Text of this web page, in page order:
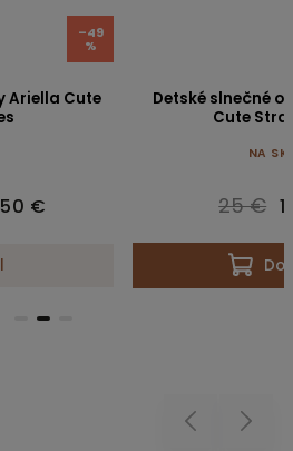
–49
%
Ariella Cute
€
Detské slnečné
Cute
NA
25 €
Do
Previous Next